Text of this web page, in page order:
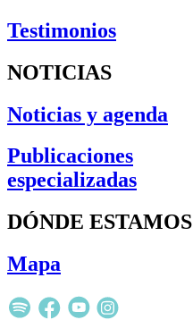
Testimonios
NOTICIAS
Noticias y agenda
Publicaciones
especializadas
DÓNDE ESTAMOS
Mapa